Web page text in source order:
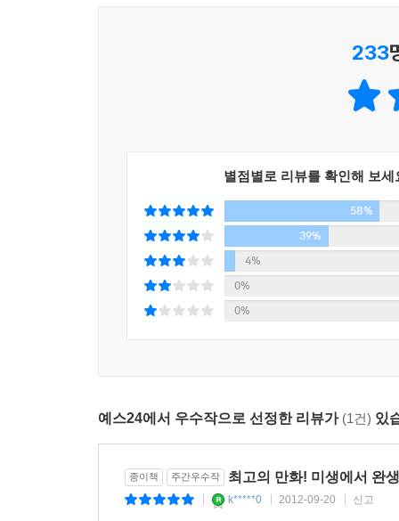
233
별점별로 리뷰를 확인해 보세
58%
39%
4%
0%
0%
예스24에서 우수작으로 선정한 리뷰가 (1건) 있
종이책 주간우수작 최고의 만화! 미생에서 완
k*****0 2012-09-20 신고